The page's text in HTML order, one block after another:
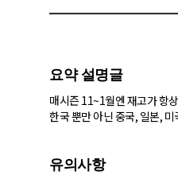
요약 설명글
매시즌 11~1월엔 재고가 항
한국 뿐만 아닌 중국, 일본,
유의사항